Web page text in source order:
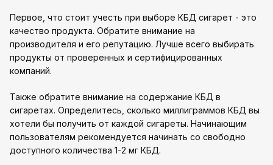
Первое, что стоит учесть при выборе КБД сигарет - это
качество продукта. Обратите внимание на
производителя и его репутацию. Лучше всего выбирать
продукты от проверенных и сертифицированных
компаний.
Также обратите внимание на содержание КБД в
сигаретах. Определитесь, сколько миллиграммов КБД вы
хотели бы получить от каждой сигареты. Начинающим
пользователям рекомендуется начинать со свободно
доступного количества 1-2 мг КБД.